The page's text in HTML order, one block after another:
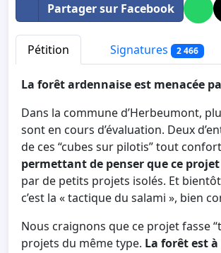
Partager sur Facebook
Pétition Signatures 2 466
La forêt ardennaise est menacée
Dans la commune d’Herbeumont,
sont en cours d’évaluation. Deux
de ces “cubes sur pilotis” tout
permettant de penser que ce
par de petits projets isolés. Et
c’est la « tactique du salami », bien
Nous craignons que ce projet fasse
projets du même type. La forêt est